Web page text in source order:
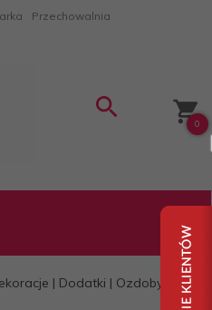
Przechowalnia
0
| Dodatki | Ozdoby